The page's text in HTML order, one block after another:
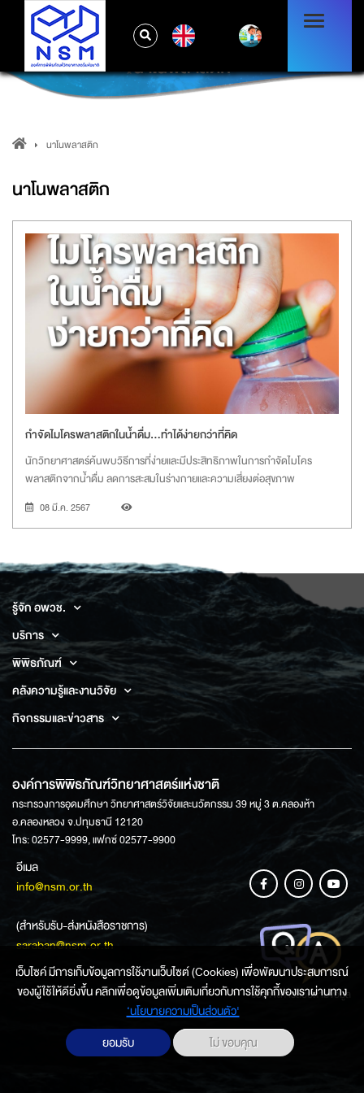
นาโนพลาสติก
นาโนพลาสติก
นาโนพลาสติก
กำจัดไมโครพลาสติกในน้ำดื่ม…ทำได้ง่ายกว่าที่คิด
นักวิทยาศาสตร์ค้นพบวิธีการที่ง่ายและมีประสิทธิภาพในการกำจัดไมโคร
พลาสติกจากน้ำดื่ม ลดการสะสมในร่างกายและความเสี่ยงต่อสุขภาพ
08 มี.ค. 2567
รู้จัก อพวช.
บริการ
พิพิธภัณฑ์
คลังความรู้และงานวิจัย
กิจกรรมและข่าวสาร
องค์การพิพิธภัณฑ์วิทยาศาสตร์แห่งชาติ
กระทรวงการอุดมศึกษา วิทยาศาสตร์วิจัยและนวัตกรรม 39 หมู่ 3 ต.คลองห้า
อ.คลองหลวง จ.ปทุมธานี 12120
โทร: 02577-9999, แฟกซ์ 02577-9900
อีเมล
info@nsm.or.th
(สำหรับรับ-ส่งหนังสือราชการ)
saraban@nsm.or.th
ช่องทางการสอบถามข้อมูล
เว็บไซค์ มีการเก็บข้อมูลการใช้งานเว็บไซต์ (Cookies) เพื่อพัฒนาประสบการณ์
ของผู้ใช้ให้ดียิ่งขึ้น คลิกเพื่อดูข้อมูลเพิ่มเติมเกี่ยวกับการใช้คุกกี้ของเราผ่านทาง
‘นโยบายความเป็นส่วนตัว'
ยอมรับ
ไม่ ขอบคุณ